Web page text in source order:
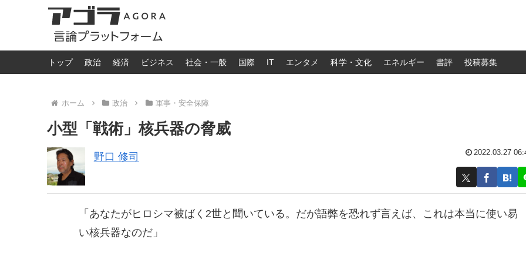
トップ 政治 経済 ビジネス 社会・一般 国際 IT エンタメ 科学・文化 エネルギー 書評 投稿募集
ホーム 政治 軍事・安全保障
小型「戦術」核兵器の脅威
野口 修司 2022.03.27
「あなたがヒロシマ被ばく2世と聞いている。だが語弊を恐れず言えば、これは本当に使い易
い核兵器なのだ」